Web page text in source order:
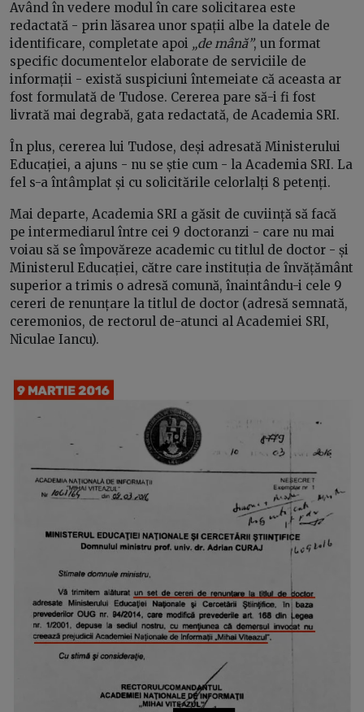
Având în vedere modul în care solicitarea este
redactată - prin lăsarea unor spații albe la datele de
identificare, completate apoi „de mână”, un format
specific documentelor elaborate de serviciile de
informații - există suspiciuni întemeiate că aceasta ar
fost formulată de Tudose. Cererea pare să-i fi fost
livrată mai degrabă, gata redactată, de Academia SRI.
În plus, cererea lui Tudose, deși adresată Ministerului
Educației, a ajuns - nu se știe cum - la Academia SRI. La
fel s-a întâmplat și cu solicitările celorlalți 8 petenți.
Mai departe, Academia SRI a găsit de cuviință să facă
pe intermediarul între cei 9 doctoranzi - care nu mai
voiau să se împovăreze academic cu titlul de doctor - și
Ministerul Educației, către care instituția de învățământ
superior a trimis o adresă comună, înaintându-i cele 9
cereri de renunțare la titlul de doctor (adresă semnată,
ceremonios, de rectorul de-atunci al Academiei SRI,
Niculae Iancu).